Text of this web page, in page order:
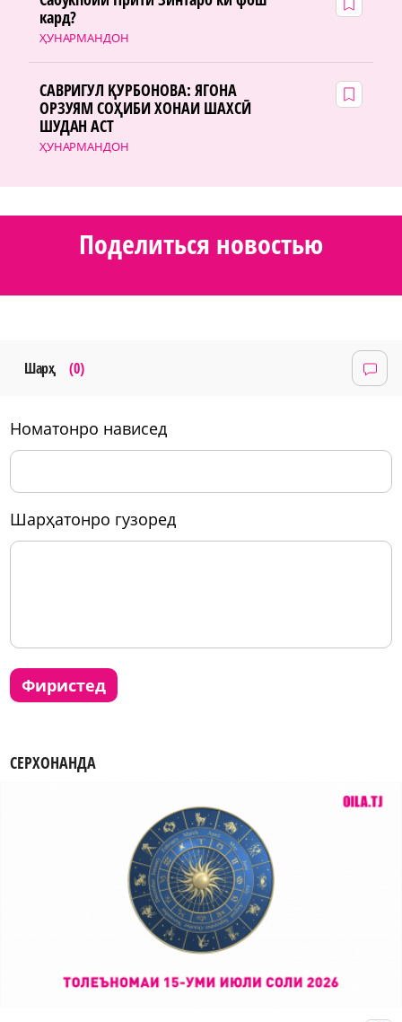
ҲУНАРМАНДОН
кард?
ҲУНАРМАНДОН
САВРИГУЛ ҚУРБОНОВА: ЯГОНА
ОРЗУЯМ СОҲИБИ ХОНАИ ШАХСӢ
ШУДАН АСТ
Поделиться новостью
Шарҳ (0)
номатонро нависед
шарҳатонро гузоред
фиристед
СЕРХОНАНДА